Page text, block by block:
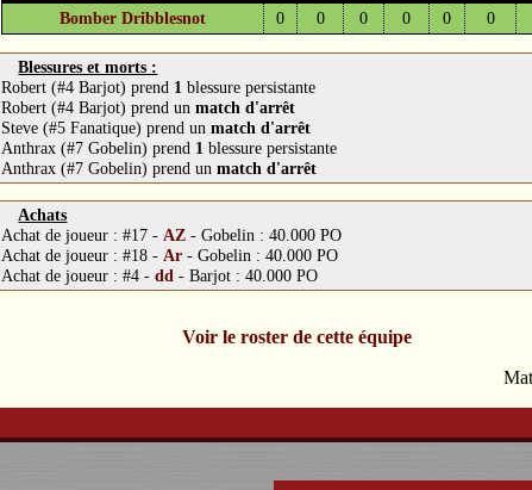
Bomber Dribblesnot
0 0 0 0 0 0
Blessures et morts :
Robert (#4 Barjot) prend 1 blessure persistante
Robert (#4 Barjot) prend unmatch d'arrêt
Steve (#5 Fanatique) prend unmatch d'arrêt
Anthrax (#7 Gobelin) prend 1 blessure persistante
Anthrax (#7 Gobelin) prend unmatch d'arrêt
Achats
Achat de joueur :#17 - AZ -Gobelin : 40.000 PO
Achat de joueur :#18 - Ar -Gobelin : 40.000 PO
Achat de joueur :#4 -dd -Barjot : 40.000 PO
Voir le roster de cette équipe